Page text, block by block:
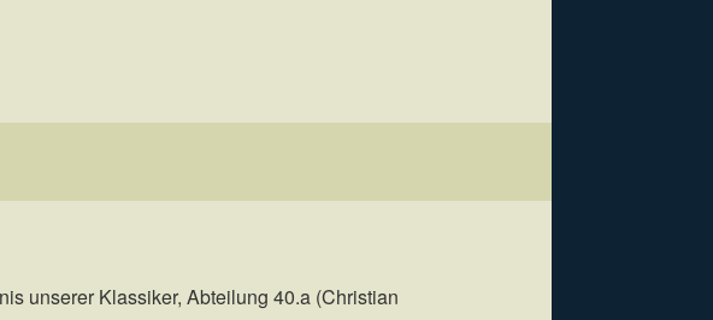
unserer Klassiker, Abteilung 40.a (Christian